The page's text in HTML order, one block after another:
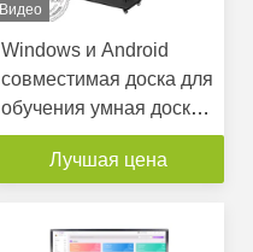
Видео
Windows и Android
совместимая доска для
обучения умная доска
с возможностью
микрофона
Лучшая цена